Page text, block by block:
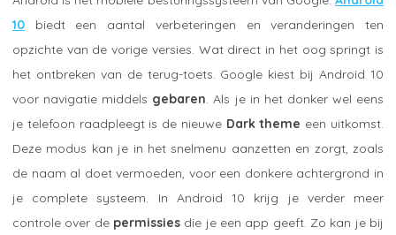
10 biedt een aantal verbeteringen en veranderingen ten
opzichte van de vorige versies. Wat direct in het oog springt is
het ontbreken van de terug-toets. Google kiest bij Android 10
voor navigatie middels gebaren . Als je in het donker wel eens
je telefoon raadpleegt is de nieuwe Dark theme een uitkomst.
Deze modus kan je in het snelmenu aanzetten en zorgt, zoals
de naam al doet vermoeden, voor een donkere achtergrond in
je complete systeem. In Android 10 krijg je verder meer
controle over de permissies die je een app geeft. Zo kan je bij